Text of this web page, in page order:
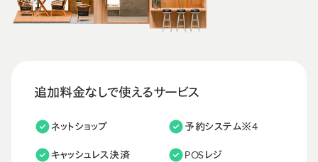
追加料金なしで使えるサービス
ネットショップ 予約システム※4
キャッシュレス決済 POSレジ